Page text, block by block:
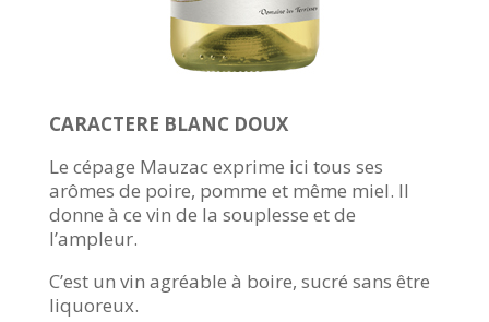
CARACTERE BLANC DOUX
Le cépage Mauzac exprime ici tous ses
arômes de poire, pomme et même miel. Il
donne à ce vin de la souplesse et de
l’ampleur.
C’est un vin agréable à boire, sucré sans être
liquoreux.